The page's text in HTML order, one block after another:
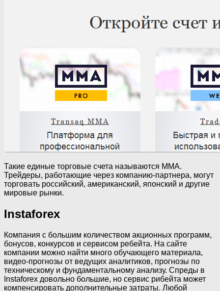
Такие единые торговые счета называются ММА.
Трейдеры, работающие через компанию-партнера, могут
торговать российский, американский, японский и другие
мировые рынки.
Instaforex
Компания с большим количеством акционных программ,
бонусов, конкурсов и сервисом ребейта. На сайте
компании можно найти много обучающего материала,
видео-прогнозы от ведущих аналитиков, прогнозы по
техническому и фундаментальному анализу. Спреды в
Instaforex довольно большие, но сервис рибейта может
компенсировать дополнительные затраты. Любой